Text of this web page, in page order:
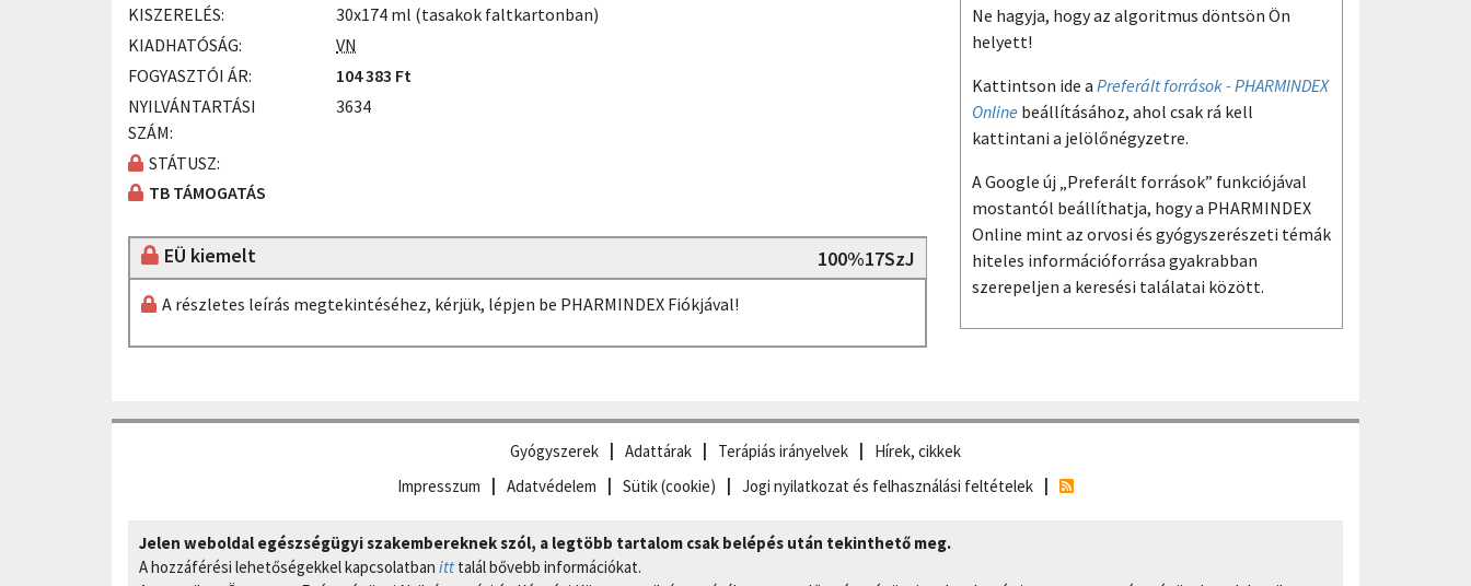
KISZERELÉS:
30x174 ml (tasakok faltkartonban)
KIADHATÓSÁG:
VN
FOGYASZTÓI ÁR:
104 383 Ft
NYILVÁNTARTÁSI
SZÁM:
3634
STÁTUSZ:
TB TÁMOGATÁS
EÜ kiemelt 100%17SzJ
A részletes leírás megtekintéséhez, kérjük, lépjen be PHARMINDEX Fiókjával!
Ne hagyja, hogy az algoritmus döntsön Ön
helyett!
Kattintson ide a Preferált források - PHARMINDEX
Online beállításához, ahol csak rá kell
kattintani a jelölőnégyzetre.
A Google új „Preferált források” funkciójával
mostantól beállíthatja, hogy a PHARMINDEX
Online mint az orvosi és gyógyszerészeti témák
hiteles információforrása gyakrabban
szerepeljen a keresési találatai között.
Gyógyszerek Adattárak Terápiás irányelvek
Hírek, cikkek
Impresszum
Adatvédelem Sütik (cookie) Jogi nyilatkozat és felhasználási feltételek
Jelen weboldal egészségügyi szakembereknek szól, a legtöbb tartalom csak belépés után tekinthető meg.
A hozzáférési lehetőségekkel kapcsolatban itt talál bővebb információkat.